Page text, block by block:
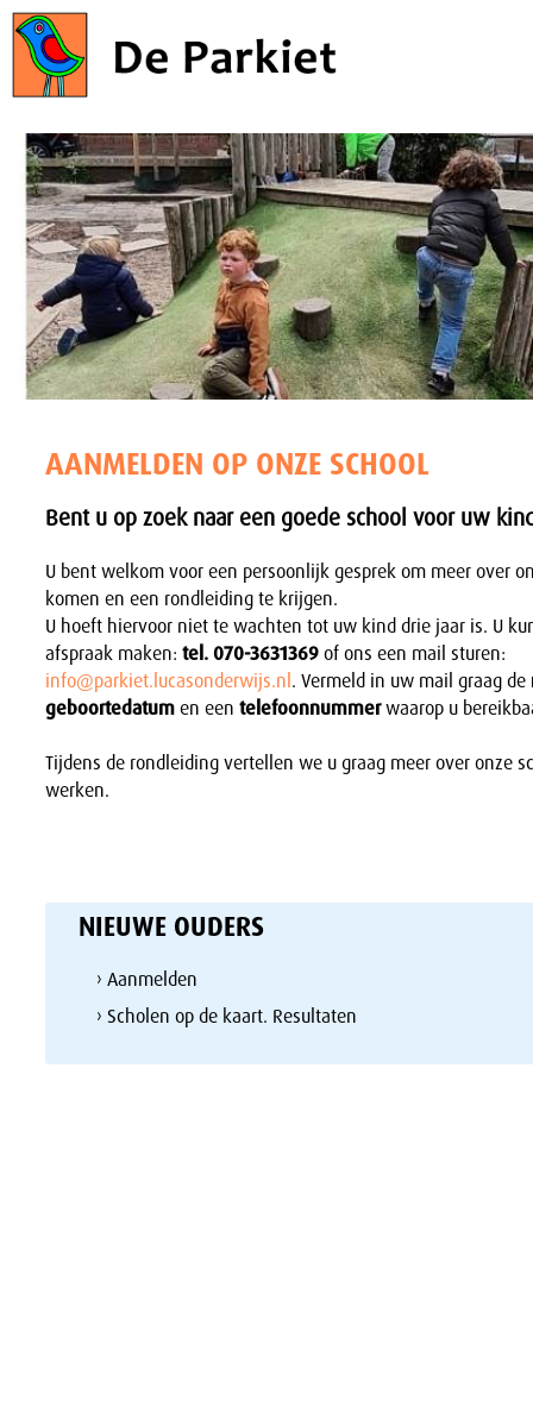
AANMELDEN OP ONZE SCHOOL
Bent u op zoek naar een goede school voor uw
U bent welkom voor een persoonlijk gesprek om meer over
komen en een rondleiding te krijgen.
U hoeft hiervoor niet te wachten tot uw kind drie jaar is. U
afspraak maken: tel. 070-3631369of ons een mail sturen:
info@parkiet.lucasonderwijs.nl . Vermeld in uw mail graag de
geboortedatumen een telefoonnummerwaarop u
Tijdens de rondleiding vertellen we u graag meer over onze
werken.
NIEUWE OUDERS
› Aanmelden
› Scholen op de kaart. Resultaten